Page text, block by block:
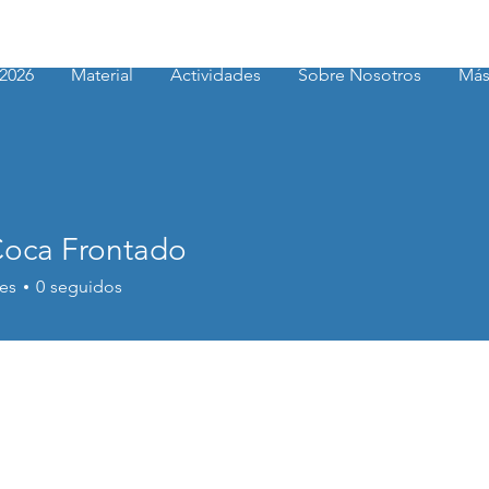
Material Actividades Sobre Nosotros Más
Frontado
Frontado
0 seguidos